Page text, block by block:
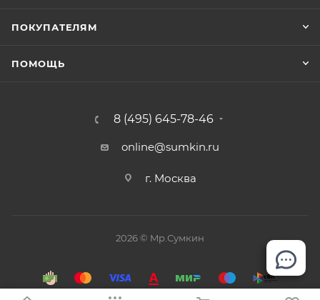
ПОКУПАТЕЛЯМ
ПОМОЩЬ
8 (495) 645-78-46
online@sumkin.ru
г. Москва
2026 © Mр.Сумкин